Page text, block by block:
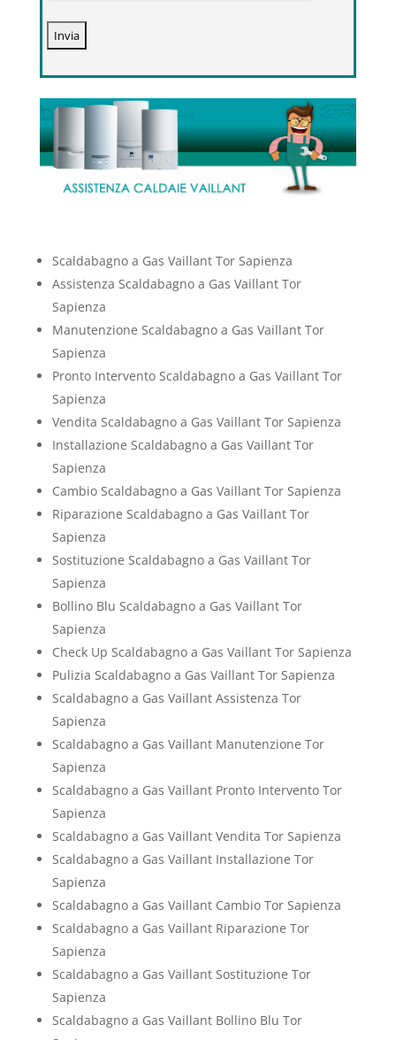
Scaldabagno a Gas Vaillant Tor Sapienza
Assistenza Scaldabagno a Gas Vaillant Tor
Sapienza
Manutenzione Scaldabagno a Gas Vaillant Tor
Sapienza
Pronto Intervento Scaldabagno a Gas Vaillant Tor
Sapienza
Vendita Scaldabagno a Gas Vaillant Tor Sapienza
Installazione Scaldabagno a Gas Vaillant Tor
Sapienza
Cambio Scaldabagno a Gas Vaillant Tor Sapienza
Riparazione Scaldabagno a Gas Vaillant Tor
Sapienza
Sostituzione Scaldabagno a Gas Vaillant Tor
Sapienza
Bollino Blu Scaldabagno a Gas Vaillant Tor
Sapienza
Check Up Scaldabagno a Gas Vaillant Tor Sapienza
Pulizia Scaldabagno a Gas Vaillant Tor Sapienza
Scaldabagno a Gas Vaillant Assistenza Tor
Sapienza
Scaldabagno a Gas Vaillant Manutenzione Tor
Sapienza
Scaldabagno a Gas Vaillant Pronto Intervento Tor
Sapienza
Scaldabagno a Gas Vaillant Vendita Tor Sapienza
Scaldabagno a Gas Vaillant Installazione Tor
Sapienza
Scaldabagno a Gas Vaillant Cambio Tor Sapienza
Scaldabagno a Gas Vaillant Riparazione Tor
Sapienza
Scaldabagno a Gas Vaillant Sostituzione Tor
Sapienza
Scaldabagno a Gas Vaillant Bollino Blu Tor